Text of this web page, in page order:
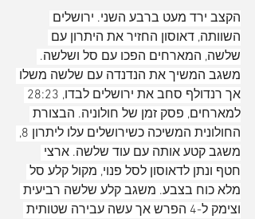
הקצב ירד מעט ברבע השני. ירושלים
השוותה, דאוסון החזיר את היתרון עם
שלשה, המארחים הפכו עם סל ושלשה.
משגב המשיך את הנדנדה עם שלשה משלו
למארחים, פסק זמן של חולוניה. הבצורת
החולונית המשיכה כשירושלים עלו ליתרון 8,
משגב קטע אותה עם עוד שלשה. ארצי
חטף ונתן לדאוסון לסל פנוי, מקול קלע סל
מלא כוח בצבע. משגב קלע שלשה רביעית
וצימק ל-4 הפרש אך עשה עבירה שטותית